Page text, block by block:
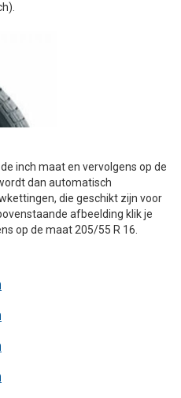
PERSONENWAGEN
inch maat en vervolgens op de
dan automatisch
die geschikt zijn voor
afbeelding klik je
op de maat 205/55 R 16